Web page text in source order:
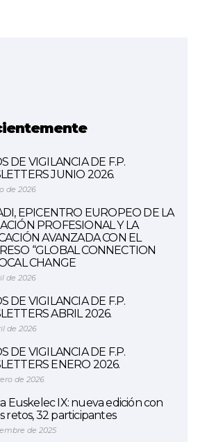
DE VIGILANCIA DE F.P.
JUNIO 2026.
de 2026
EPICENTRO EUROPEO DE LA
PROFESIONAL Y LA
AVANZADA CON EL
“GLOBAL CONNECTION
CHANGE
de 2026
DE VIGILANCIA DE F.P.
ABRIL 2026.
de 2026
DE VIGILANCIA DE F.P.
ENERO 2026.
de 2026
Euskelec IX: nueva edición con
retos, 32 participantes
de 2025